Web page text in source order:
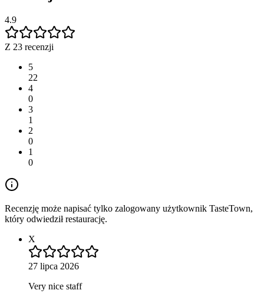
4.9
Z 23 recenzji
5
22
4
0
3
1
2
0
1
0
Recenzję może napisać tylko zalogowany użytkownik TasteTown,
który odwiedził restaurację.
X
27 lipca 2026
Very nice staff